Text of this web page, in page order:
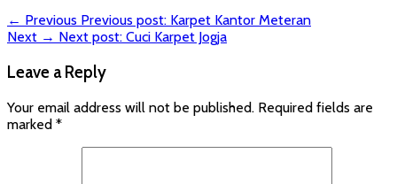
← Previous Previous post: Karpet Kantor Meteran
Next → Next post: Cuci Karpet Jogja
Leave a Reply
Your email address will not be published. Required fields are
marked *